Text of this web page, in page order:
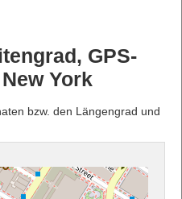
GPS-
York
bzw. den Längengrad und